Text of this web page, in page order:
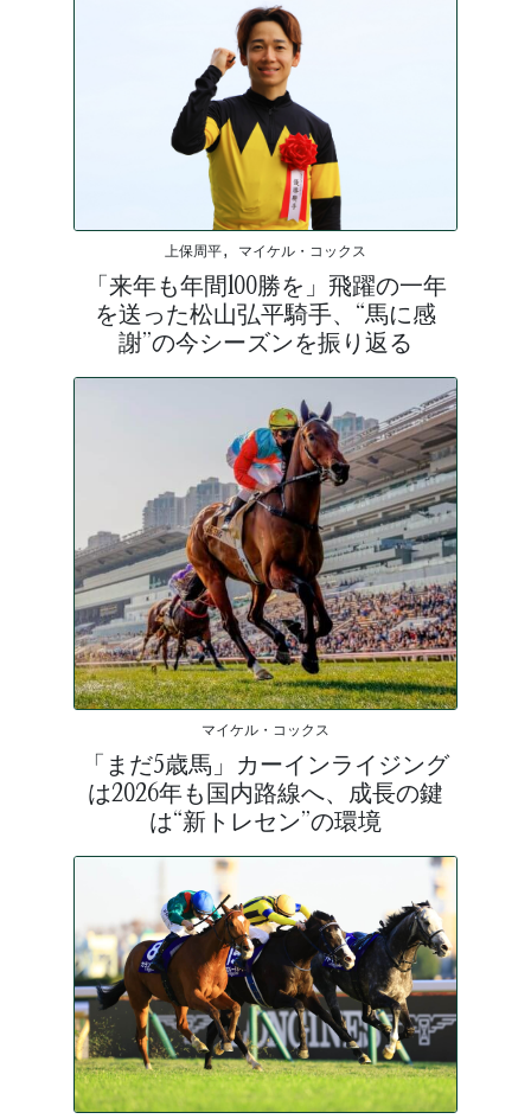
上保周平, マイケル・コックス
「来年も年間100勝を」飛躍の一年
を送った松山弘平騎手、“馬に感
謝”の今シーズンを振り返る
マイケル・コックス
「まだ5歳馬」カーインライジング
は2026年も国内路線へ、成長の鍵
は“新トレセン”の環境